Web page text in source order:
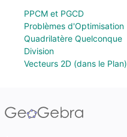
PPCM et PGCD
Problèmes d'Optimisation
Quadrilatère Quelconque
Division
Vecteurs 2D (dans le Plan)